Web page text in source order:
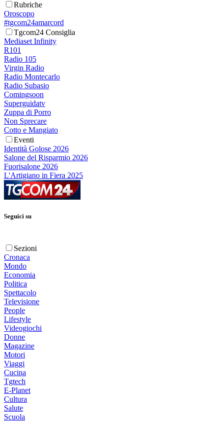
Rubriche
Oroscopo
#tgcom24amarcord
Tgcom24 Consiglia
Mediaset Infinity
R101
Radio 105
Virgin Radio
Radio Montecarlo
Radio Subasio
Comingsoon
Superguidatv
Zuppa di Porro
Non Sprecare
Cotto e Mangiato
Eventi
Identità Golose 2026
Salone del Risparmio 2026
Fuorisalone 2026
L'Artigiano in Fiera 2025
Seguici su
Sezioni
Cronaca
Mondo
Economia
Politica
Spettacolo
Televisione
People
Lifestyle
Videogiochi
Donne
Magazine
Motori
Viaggi
Cucina
Tgtech
E-Planet
Cultura
Salute
Scuola